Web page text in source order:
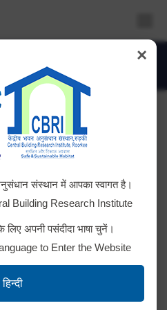
1024×684
You are here:
×
संस्थान में आपका स्वागत है।
Building Research Institute
अपनी पसंदीदा भाषा चुनें।
to Enter the Website
हिन्दी